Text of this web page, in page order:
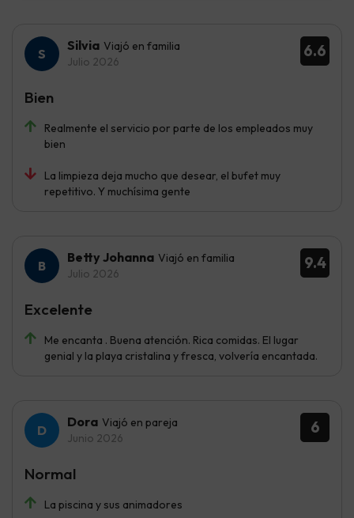
6.6
Silvia Viajó en familia
Julio 2026
Realmente el servicio por parte de los empleados muy
bien
La limpieza deja mucho que desear, el bufet muy
repetitivo. Y muchísima gente
Bien
9.4
Betty Johanna Viajó en familia
Julio 2026
Me encanta . Buena atención. Rica comidas. El lugar
genial y la playa cristalina y fresca, volvería encantada.
Excelente
6
Dora Viajó en pareja
Junio 2026
La piscina y sus animadores
Normal